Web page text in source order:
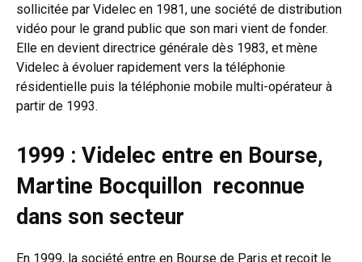
sollicitée par Videlec en 1981, une société de distribution
vidéo pour le grand public que son mari vient de fonder.
Elle en devient directrice générale dès 1983, et mène
Videlec à évoluer rapidement vers la téléphonie
résidentielle puis la téléphonie mobile multi-opérateur à
partir de 1993.
1999 : Videlec entre en Bourse,
Martine Bocquillon reconnue
dans son secteur
En 1999, la société entre en Bourse de Paris et reçoit le